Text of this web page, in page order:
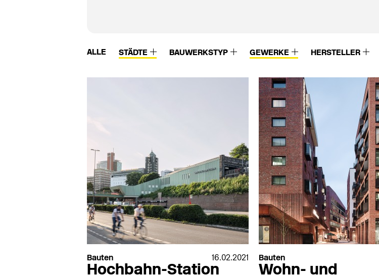
ALLE STÄDTE BAUWERKSTYP GEWERKE HERSTELLER
Bauten 16.02.2021
Hochbahn-Station
Bauten
Wohn- und